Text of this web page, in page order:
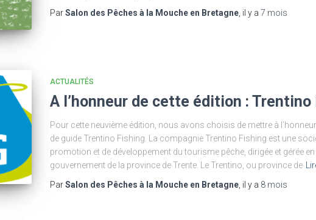
ParSalon des Pêches à la Mouche en Bretagne, il y a 7 mois
ACTUALITÉS
A l’honneur de cette édition : Trentino
Pour cette neuvième édition, nous avons choisis de mettre à
de guide Trentino Fishing. La compagnie Trentino Fishing est une
promotion et de développement du tourisme pêche, dirigée et gérée
gouvernement de la province de Trente. Le Trentino, ou province de
ParSalon des Pêches à la Mouche en Bretagne, il y a 8 mois